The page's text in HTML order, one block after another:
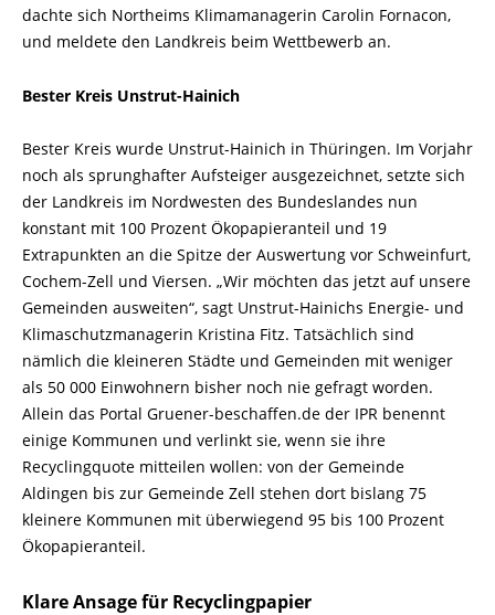
dachte sich Northeims Klimamanagerin Carolin Fornacon,
und meldete den Landkreis beim Wettbewerb an.
Bester Kreis Unstrut-Hainich
Bester Kreis wurde Unstrut-Hainich in Thüringen. Im Vorjahr
noch als sprunghafter Aufsteiger ausgezeichnet, setzte sich
der Landkreis im Nordwesten des Bundeslandes nun
konstant mit 100 Prozent Ökopapieranteil und 19
Extrapunkten an die Spitze der Auswertung vor Schweinfurt,
Cochem-Zell und Viersen. „Wir möchten das jetzt auf unsere
Gemeinden ausweiten“, sagt Unstrut-Hainichs Energie- und
Klimaschutzmanagerin Kristina Fitz. Tatsächlich sind
nämlich die kleineren Städte und Gemeinden mit weniger
als 50 000 Einwohnern bisher noch nie gefragt worden.
Allein das Portal Gruener-beschaffen.de der IPR benennt
einige Kommunen und verlinkt sie, wenn sie ihre
Recyclingquote mitteilen wollen: von der Gemeinde
Aldingen bis zur Gemeinde Zell stehen dort bislang 75
kleinere Kommunen mit überwiegend 95 bis 100 Prozent
Ökopapieranteil.
Klare Ansage für Recyclingpapier